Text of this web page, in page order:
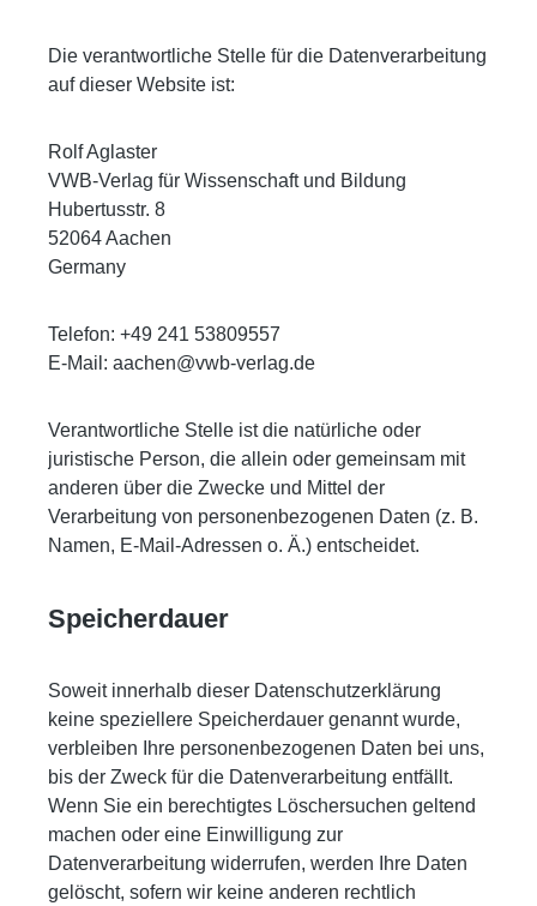
Die verantwortliche Stelle für die Datenverarbeitung
auf dieser Website ist:
Rolf Aglaster
VWB-Verlag für Wissenschaft und Bildung
Hubertusstr. 8
52064 Aachen
Germany
Telefon: +49 241 53809557
E-Mail: aachen@vwb-verlag.de
Verantwortliche Stelle ist die natürliche oder
juristische Person, die allein oder gemeinsam mit
anderen über die Zwecke und Mittel der
Verarbeitung von personenbezogenen Daten (z. B.
Namen, E-Mail-Adressen o. Ä.) entscheidet.
Speicherdauer
Soweit innerhalb dieser Datenschutzerklärung
keine speziellere Speicherdauer genannt wurde,
verbleiben Ihre personenbezogenen Daten bei uns,
bis der Zweck für die Datenverarbeitung entfällt.
Wenn Sie ein berechtigtes Löschersuchen geltend
machen oder eine Einwilligung zur
Datenverarbeitung widerrufen, werden Ihre Daten
gelöscht, sofern wir keine anderen rechtlich